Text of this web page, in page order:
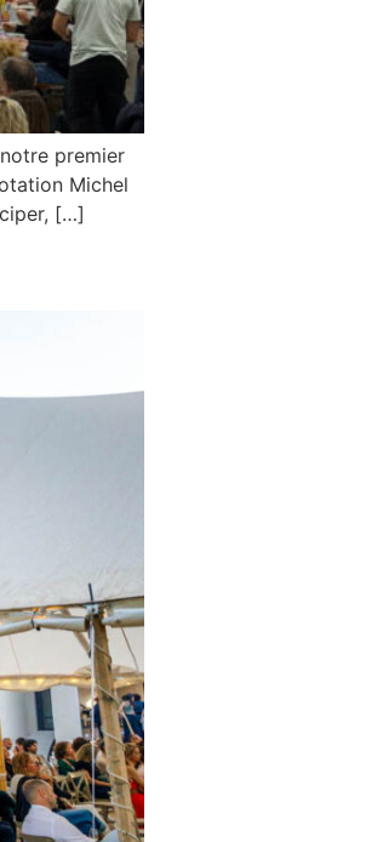
notre premier
Michel
[…]